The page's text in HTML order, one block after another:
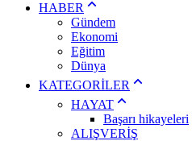
HABER
Gündem
Ekonomi
Eğitim
Dünya
KATEGORİLER
HAYAT
Başarı hikayeleri
ALIŞVERİŞ